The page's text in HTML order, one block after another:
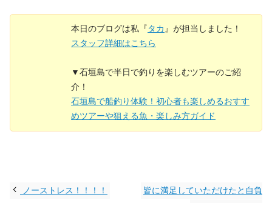
本日のブログは私『タカ』が担当しました！
スタッフ詳細はこちら
▼石垣島で半日で釣りを楽しむツアーのご紹
介！
石垣島で船釣り体験！初心者も楽しめるおすす
めツアーや狙える魚・楽しみ方ガイド
ノーストレス！！！！
皆に満足していただけたと自負